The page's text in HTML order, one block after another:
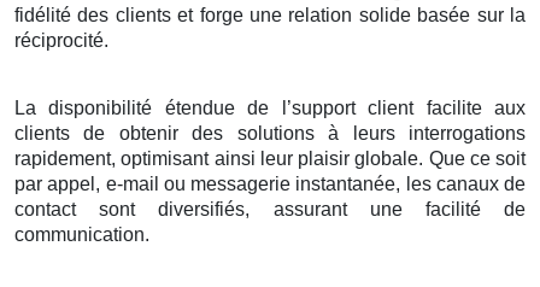
fidélité des clients et forge une relation solide basée sur la
réciprocité.
La disponibilité étendue de l’support client facilite aux
clients de obtenir des solutions à leurs interrogations
rapidement, optimisant ainsi leur plaisir globale. Que ce soit
par appel, e-mail ou messagerie instantanée, les canaux de
contact sont diversifiés, assurant une facilité de
communication.